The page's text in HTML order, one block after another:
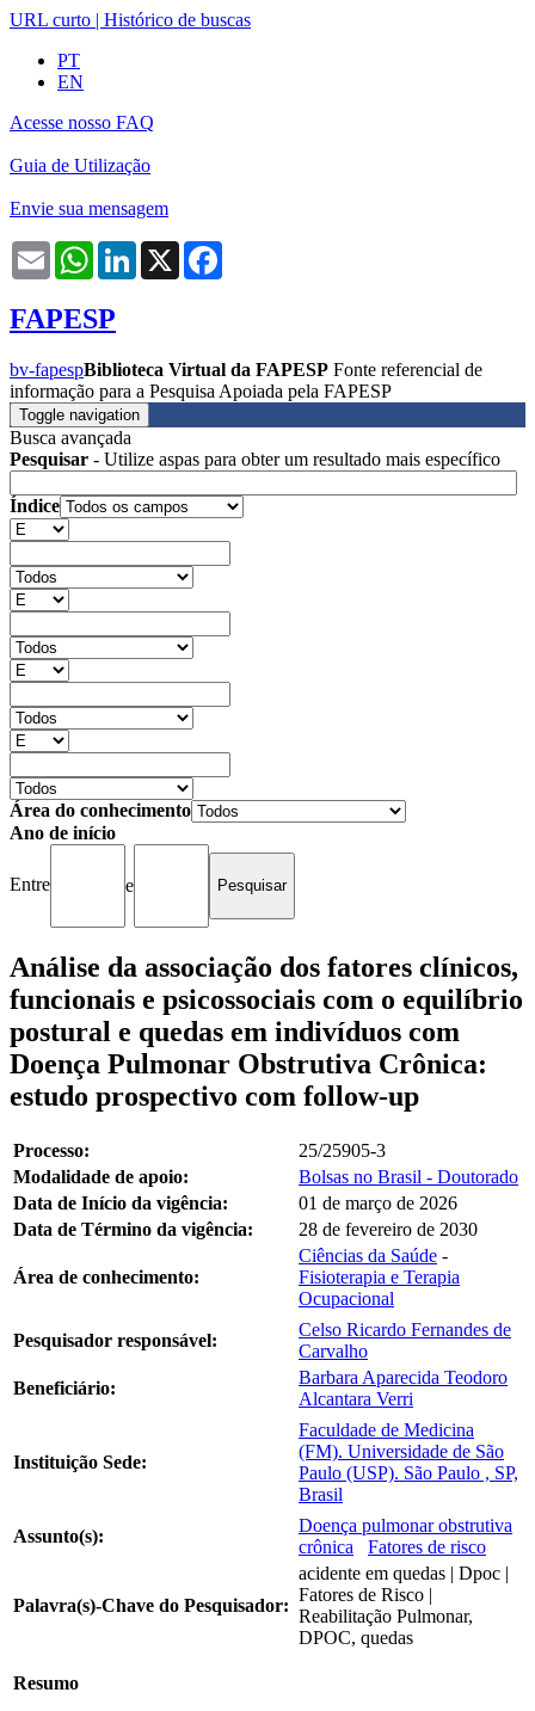
URL curto | Histórico de buscas
PT
EN
Acesse nosso FAQ
Guia de Utilização
Envie sua mensagem
Email WhatsAppLinkedIn
X
FAPESP
bv-fapespBiblioteca Virtual da FAPESP Fonte referencial de
informação para a Pesquisa Apoiada pela FAPESP
Toggle navigation
Busca avançada
Pesquisar - Utilize aspas para obter um resultado mais específico
Índice
Área do conhecimento
Ano de início
Entre e
Análise da associação dos fatores clínicos,
funcionais e psicossociais com o equilíbrio
postural e quedas em indivíduos com
Doença Pulmonar Obstrutiva Crônica:
estudo prospectivo com follow-up
Processo:
25/25905-3
Modalidade de apoio:
Bolsas no Brasil - Doutorado
Data de Início da vigência:
01 de março de 2026
Data de Término da vigência:
28 de fevereiro de 2030
Área de conhecimento:
Ciências da Saúde -
Fisioterapia e Terapia
Ocupacional
Pesquisador responsável:
Celso Ricardo Fernandes de
Carvalho
Beneficiário:
Barbara Aparecida Teodoro
Alcantara Verri
Instituição Sede:
Faculdade de Medicina
(FM). Universidade de São
Paulo (USP). São Paulo , SP,
Brasil
Assunto(s):
Doença pulmonar obstrutiva
crônica
Fatores de risco
Palavra(s)-Chave do Pesquisador:
acidente em quedas | Dpoc |
Fatores de Risco |
Reabilitação Pulmonar,
DPOC, quedas
Resumo